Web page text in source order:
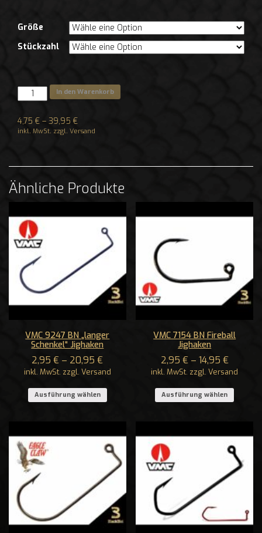
Größe
Stückzahl
In den Warenkorb
4,75 € – 39,95 €
inkl. MwSt. zzgl. Versand
Ähnliche Produkte
VMC 9247 BN „langer
Schenkel“ Jighaken
2,95€ – 20,95€
inkl. MwSt. zzgl. Versand
Ausführung wählen
VMC 7154 BN Fireball
Jighaken
2,95 €– 14,95 €
inkl. MwSt. zzgl. Versand
Ausführung wählen